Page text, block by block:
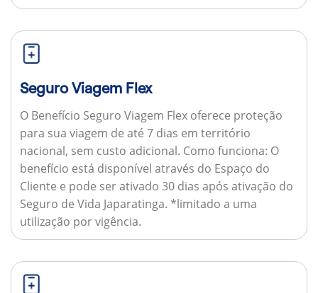
Seguro Viagem Flex
O Benefício Seguro Viagem Flex oferece proteção
para sua viagem de até 7 dias em território
nacional, sem custo adicional. Como funciona: O
benefício está disponível através do Espaço do
Cliente e pode ser ativado 30 dias após ativação do
Seguro de Vida Japaratinga. *limitado a uma
utilização por vigência.